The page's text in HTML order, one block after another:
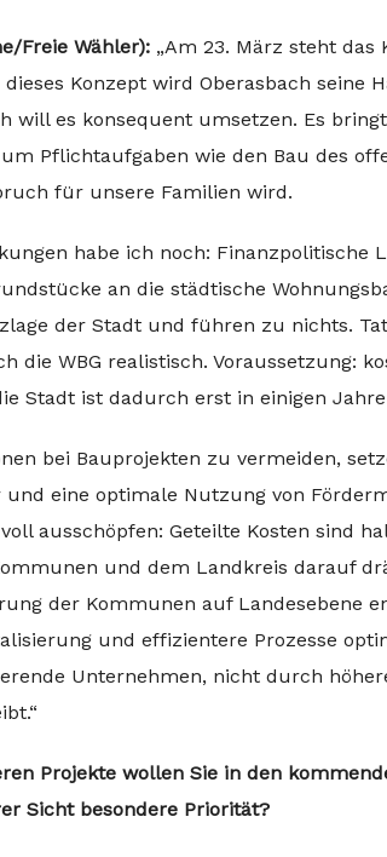
Freie Wähler): „Am 23. März steht
Konzept wird Oberasbach seine
will es konsequent umsetzen. Es
Pflichtaufgaben wie den Bau des
für unsere Familien wird.
habe ich noch: Finanzpolitische
an die städtische
der Stadt und führen zu nichts.
die WBG realistisch. Voraussetzung:
Stadt ist dadurch erst in einigen
bei Bauprojekten zu vermeiden,
eine optimale Nutzung von
ausschöpfen: Geteilte Kosten sind
und dem Landkreis darauf
der Kommunen auf Landesebene
und effizientere Prozesse
Unternehmen, nicht durch
Projekte wollen Sie in den
Sicht besondere Priorität?